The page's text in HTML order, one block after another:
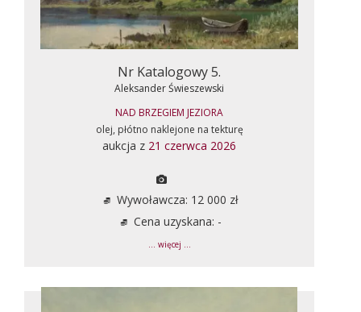
Nr Katalogowy 5.
Aleksander Świeszewski
NAD BRZEGIEM JEZIORA
olej, płótno naklejone na tekturę
aukcja z 21 czerwca 2026
Wywoławcza: 12 000 zł
Cena uzyskana: -
... więcej ...